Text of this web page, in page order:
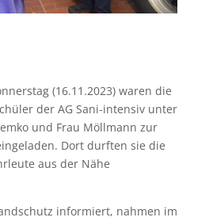
(16.11.2023) waren die
der AG Sani-intensiv unter
und Frau Möllmann zur
Dort durften sie die
aus der Nähe
informiert, nahmen im